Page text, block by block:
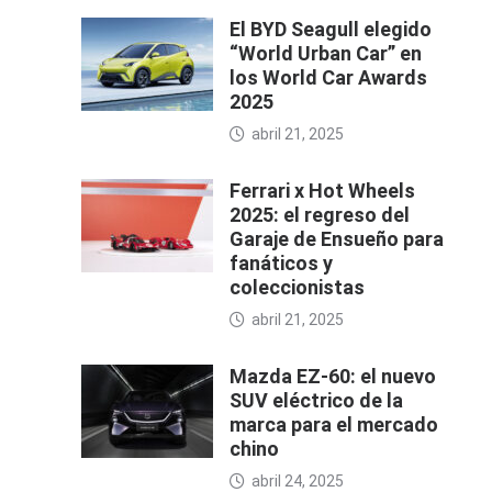
El BYD Seagull elegido
“World Urban Car” en
los World Car Awards
2025
abril 21, 2025
Ferrari x Hot Wheels
2025: el regreso del
Garaje de Ensueño para
fanáticos y
coleccionistas
abril 21, 2025
Mazda EZ-60: el nuevo
SUV eléctrico de la
marca para el mercado
chino
abril 24, 2025